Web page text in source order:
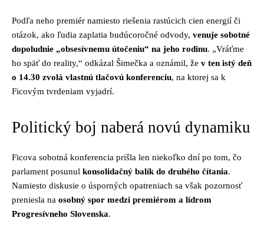
Podľa neho premiér namiesto riešenia rastúcich cien energií či
otázok, ako ľudia zaplatia budúcoročné odvody, venuje sobotné
dopoludnie „obsesívnemu útočeniu“ na jeho rodinu. „Vráťme
ho späť do reality,“ odkázal Šimečka a oznámil, že v ten istý deň
o 14.30 zvolá vlastnú tlačovú konferenciu, na ktorej sa k
Ficovým tvrdeniam vyjadrí.
Politický boj naberá novú dynamiku
Ficova sobotná konferencia prišla len niekoľko dní po tom, čo
parlament posunul konsolidačný balík do druhého čítania.
Namiesto diskusie o úsporných opatreniach sa však pozornosť
preniesla na osobný spor medzi premiérom a lídrom
Progresívneho Slovenska.